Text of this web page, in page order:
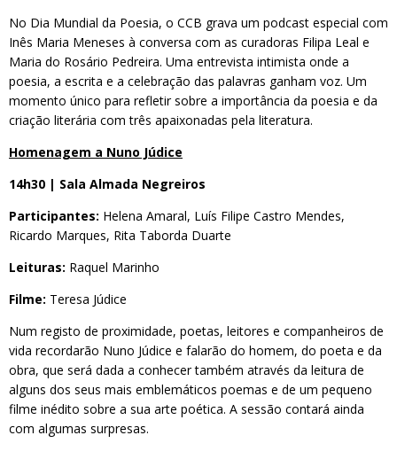
No Dia Mundial da Poesia, o CCB grava um podcast especial com
Inês Maria Meneses à conversa com as curadoras Filipa Leal e
Maria do Rosário Pedreira. Uma entrevista intimista onde a
poesia, a escrita e a celebração das palavras ganham voz. Um
momento único para refletir sobre a importância da poesia e da
criação literária com três apaixonadas pela literatura.
Homenagem a Nuno Júdice
14h30 | Sala Almada Negreiros
Participantes: Helena Amaral, Luís Filipe Castro Mendes,
Ricardo Marques, Rita Taborda Duarte
Leituras: Raquel Marinho
Filme: Teresa Júdice
Num registo de proximidade, poetas, leitores e companheiros de
vida recordarão Nuno Júdice e falarão do homem, do poeta e da
obra, que será dada a conhecer também através da leitura de
alguns dos seus mais emblemáticos poemas e de um pequeno
filme inédito sobre a sua arte poética. A sessão contará ainda
com algumas surpresas.